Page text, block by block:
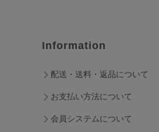
Information
配送・送料・返品について
お支払い方法について
会員システムについて